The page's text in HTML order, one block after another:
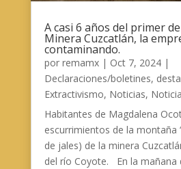
A casi 6 años del primer
Minera Cuzcatlán, la
contaminando.
por remamx| Oct 7, 2024|
Declaraciones/boletines,
Extractivismo, Noticias,
Habitantes de Magdalena
escurrimientos de la montaña
de jales) de la minera
del río Coyote. En la mañana